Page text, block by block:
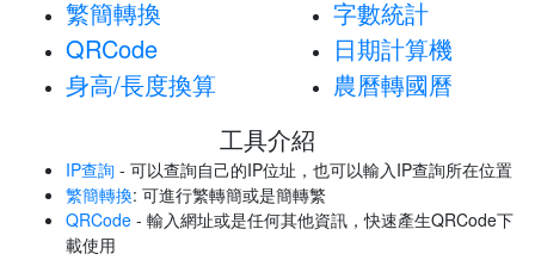
繁簡轉換
QRCode
身高/長度換算
字數統計
日期計算機
農曆轉國曆
工具介紹
IP查詢 - 可以查詢自己的IP位址，也可以輸入IP查詢所在位置
繁簡轉換: 可進行繁轉簡或是簡轉繁
QRCode - 輸入網址或是任何其他資訊，快速產生QRCode下
載使用